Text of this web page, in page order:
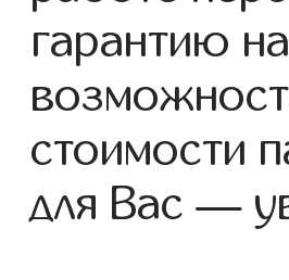
гарантию
стоимости
для Вас —